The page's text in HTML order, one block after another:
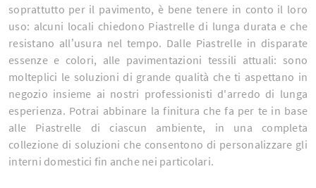
soprattutto per il pavimento, è bene tenere in conto il loro
uso: alcuni locali chiedono Piastrelle di lunga durata e che
resistano all’usura nel tempo. Dalle Piastrelle in disparate
essenze e colori, alle pavimentazioni tessili attuali: sono
molteplici le soluzioni di grande qualità che ti aspettano in
negozio insieme ai nostri professionisti d'arredo di lunga
esperienza. Potrai abbinare la finitura che fa per te in base
alle Piastrelle di ciascun ambiente, in una completa
collezione di soluzioni che consentono di personalizzare gli
interni domestici fin anche nei particolari.